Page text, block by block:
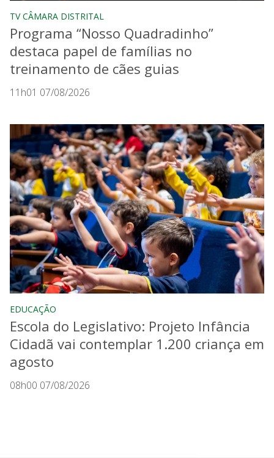
TV CÂMARA DISTRITAL
Programa “Nosso Quadradinho”
destaca papel de famílias no
treinamento de cães guias
11h01 07/08/2026
EDUCAÇÃO
Escola do Legislativo: Projeto Infância
Cidadã vai contemplar 1.200 criança em
agosto
08h00 07/08/2026